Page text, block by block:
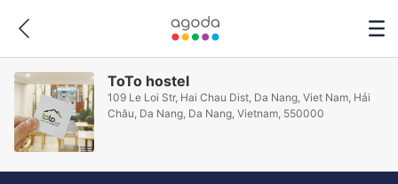
ToTo hostel
109 Le Loi Str, Hai Chau Dist, Da Nang, Viet Nam, Hải
Châu, Da Nang, Da Nang, Vietnam, 550000